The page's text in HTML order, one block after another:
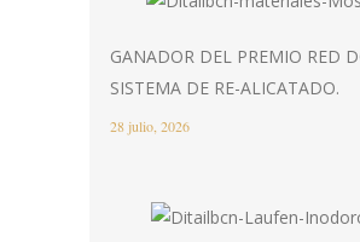
GANADOR DEL PREMIO RED
SISTEMA DE RE-ALICATADO.
28 julio, 2026